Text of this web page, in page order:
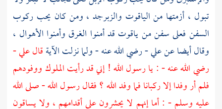
تبول ، أزمتها من الياقوت والزبرجد ، ومن كان يحب ركوب
السفن فعلى سفن من ياقوت قد أمنوا الغرق وأمنوا الأهوال ،
وقال أيضا عنعلي- رضي الله عنه - ولما نزلت الآيةقالعلي-
رضي الله عنه - : يا رسول الله ! إني قد رأيت الملوك ووفودهم
فلم أر وفدا إلا ركبانا فما وفد الله ؟ فقال رسول الله - صلى الله
عليه وسلم - : أما إنهم لا يحشرون على أقدامهم ، ولا يساقون